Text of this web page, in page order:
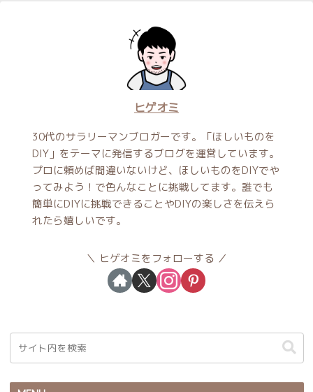
ヒゲオミ
30代のサラリーマンブロガーです。「ほしいものを
DIY」をテーマに発信するブログを運営しています。
プロに頼めば間違いないけど、ほしいものをDIYでや
ってみよう！で色んなことに挑戦してます。誰でも
簡単にDIYに挑戦できることやDIYの楽しさを伝えら
れたら嬉しいです。
ヒゲオミをフォローする